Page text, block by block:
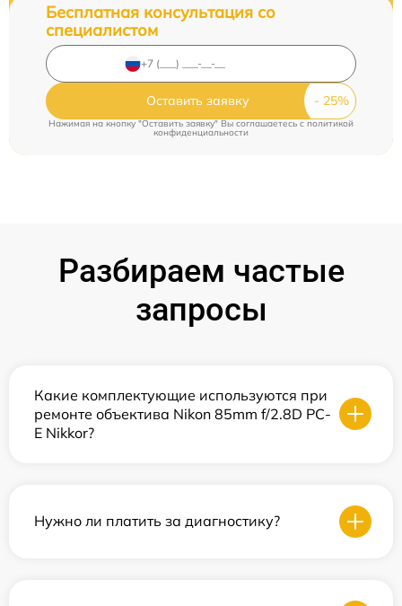
Бесплатная консультация со
специалистом
Оставить заявку
Нажимая на кнопку "Оставить заявку" Вы соглашаетесь cполитикой
конфиденциальности
Разбираем частые
запросы
Какие комплектующие используются при
ремонте объектива Nikon 85mm f/2.8D PC-
E Nikkor?
Нужно ли платить за диагностику?